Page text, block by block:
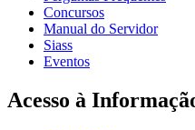
Concursos
Manual do Servidor
Siass
Eventos
Acesso à